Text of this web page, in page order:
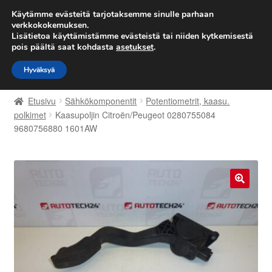
TOIMITUS alkaen 7 EUR
Siirry
navigointiin
Siirry
sisältöön
Etusivu
Kärry
Maailmanlaajuinen toimitus
Etusivu Sähkökomponentit
Potentiometrit, kaasu.
polkimet
Kaasupoljin Citroën/Peugeot 0280755084
9680756880 1601AW
Käytämme evästeitä tarjotaksemme sinulle parhaan
verkkokokemuksen.
Lisätietoa käyttämistämme evästeistä tai niiden kytkemisestä
pois päältä saat kohdasta asetukset.
Hyväksyä